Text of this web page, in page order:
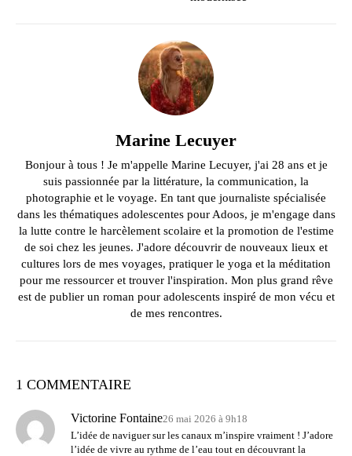
Marine Lecuyer
Bonjour à tous ! Je m'appelle Marine Lecuyer, j'ai 28 ans et je
suis passionnée par la littérature, la communication, la
photographie et le voyage. En tant que journaliste spécialisée
dans les thématiques adolescentes pour Adoos, je m'engage dans
la lutte contre le harcèlement scolaire et la promotion de l'estime
de soi chez les jeunes. J'adore découvrir de nouveaux lieux et
cultures lors de mes voyages, pratiquer le yoga et la méditation
pour me ressourcer et trouver l'inspiration. Mon plus grand rêve
est de publier un roman pour adolescents inspiré de mon vécu et
de mes rencontres.
1 COMMENTAIRE
Victorine Fontaine26 mai 2026 à 9h18
L’idée de naviguer sur les canaux m’inspire vraiment ! J’adore
l’idée de vivre au rythme de l’eau tout en découvrant la